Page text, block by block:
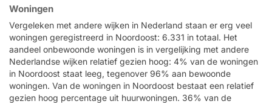
Woningen
Vergeleken met andere wijken in Nederland staan er erg veel
woningen geregistreerd in Noordoost: 6.331 in totaal. Het
aandeel onbewoonde woningen is in vergelijking met andere
Nederlandse wijken relatief gezien hoog: 4% van de woningen
in Noordoost staat leeg, tegenover 96% aan bewoonde
woningen. Van de woningen in Noordoost bestaat een relatief
gezien hoog percentage uit huurwoningen. 36% van de